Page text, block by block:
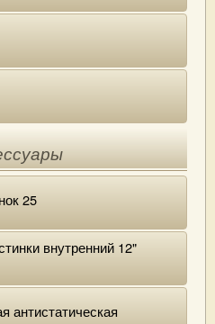
25
внутренний 12"
антистатическая